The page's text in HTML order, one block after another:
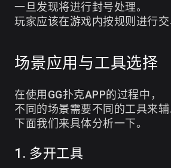
一旦发现将进行封号处理。
玩家应该在游戏内按规则进行交
场景应用与工具选择
在使用GG扑克APP的过程中，
不同的场景需要不同的工具来辅
下面我们来具体分析一下。
1. 多开工具